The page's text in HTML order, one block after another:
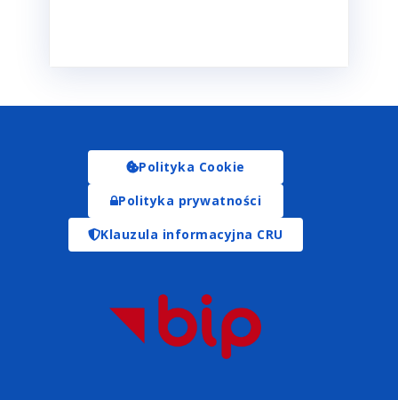
Polityka Cookie
Polityka prywatności
Klauzula informacyjna CRU